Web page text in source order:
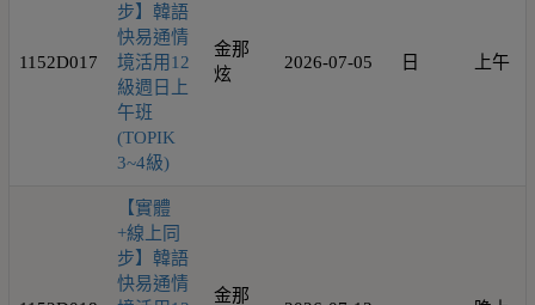
1152D017
步】韓語
快易通情
境活用12
級週日上
午班
(TOPIK
3~4級)
金那
炫
2026-07-05 日 上午
【實體
+線上同
步】韓語
快易通情
金那